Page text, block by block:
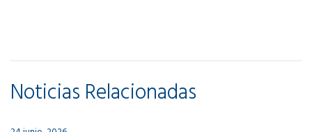
Noticias Relacionadas